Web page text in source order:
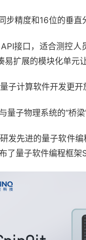
步精度和16位的垂直
接口，适合测控
扩展的模块化单元
子计算软件开发更开
子物理系统的“桥
发先进的量子软件
了量子软件编程框架